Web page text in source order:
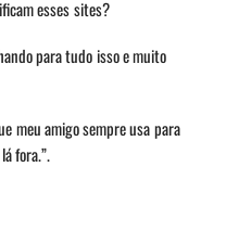
esses sites?
para tudo isso e muito
meu amigo sempre usa para
fora.”.